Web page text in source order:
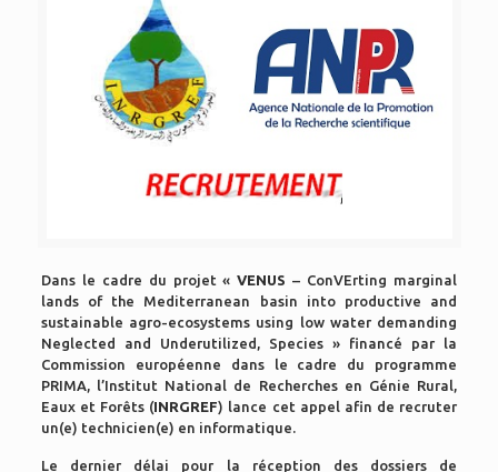
Dans le cadre du projet «VENUS – ConVErting marginal
lands of the Mediterranean basin into productive and
sustainable agro-ecosystems using low water demanding
Neglected and Underutilized, Species » financé par la
Commission européenne dans le cadre du programme
PRIMA, l’Institut National de Recherches en Génie Rural,
Eaux et Forêts (INRGREF) lance cet appel afin de recruter
un(e) technicien(e) en informatique.
Le dernier délai pour la réception des dossiers de